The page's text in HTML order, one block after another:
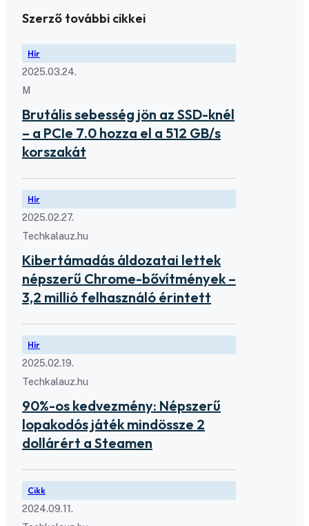
Szerző további cikkei
Hír
2025.03.24.
M
Brutális sebesség jön az SSD-knél
– a PCIe 7.0 hozza el a 512 GB/s
korszakát
Hír
2025.02.27.
Techkalauz.hu
Kibertámadás áldozatai lettek
népszerű Chrome-bővítmények –
3,2 millió felhasználó érintett
Hír
2025.02.19.
Techkalauz.hu
90%-os kedvezmény: Népszerű
lopakodós játék mindössze 2
dollárért a Steamen
Cikk
2024.09.11.